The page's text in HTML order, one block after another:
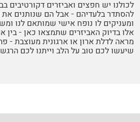
לכולנו יש חפצים ואביזרים דקורטיבים
להסתדר בלעדיהם - אבל הם שנותנים את
ומעניקים לו נופח אישי שמותאם לנו
אלו בדיוק האביזרים שתמצאו כאן - בין
מראה לדלת ארון או ארגונית מעוצבת -
שיעשו לכם טוב על הלב וייתנו לכם